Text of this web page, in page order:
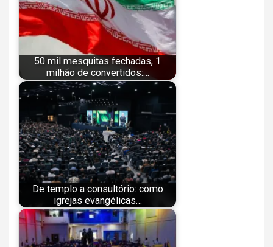
50 mil mesquitas fechadas, 1
milhão de convertidos:…
De templo a consultório: como
igrejas evangélicas…